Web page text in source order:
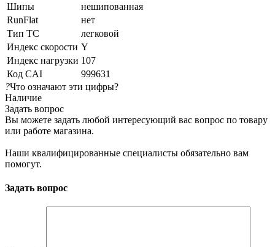
Шипы
нешипованная
RunFlat
нет
Тип ТС
легковой
Индекс скорости Y
Индекс нагрузки 107
Код CAI
999631
?Что означают эти цифры?
Наличие
Задать вопрос
Вы можете задать любой интересующий вас вопрос по товару
или работе магазина.
Наши квалифицированные специалисты обязательно вам
помогут.
Задать вопрос